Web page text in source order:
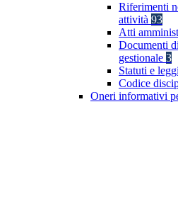
Riferimenti
attività 93
Atti
Documenti
gestionale 3
Statuti e
Codice
Oneri informativi